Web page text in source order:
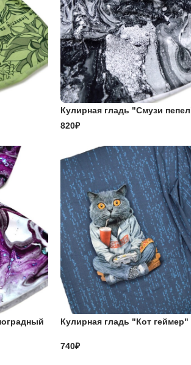
Кулирная гладь "Смузи
820₽
Кулирная гладь "Кот геймер"
740₽